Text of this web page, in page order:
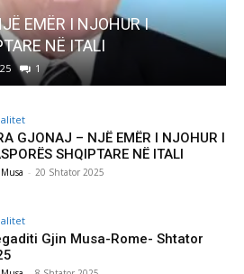
Gjin Musa-Rome- Shtator 2025
- 8 Shtator 2025
GJONAJ – NJË EMËR I NJOHUR I
SHQIPTARE NË ITALI
- 20 Shtator 2025
Gjin Musa-Rome- Shtator